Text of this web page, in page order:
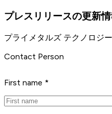
プレスリリースの更新
プライメタルズ テクノロジ
Contact Person
First name *